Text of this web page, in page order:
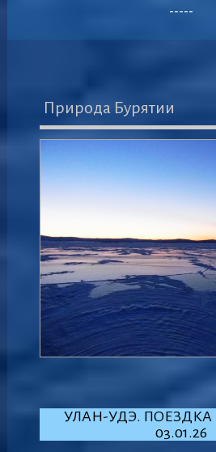
-----
Природа Бурятии
УЛАН-УДЭ. ПОЕЗДКА
03.01.26